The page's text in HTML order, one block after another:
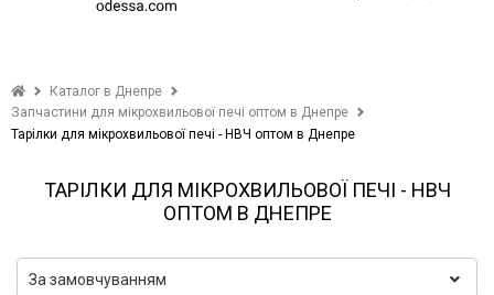
Каталог в Днепре
Запчастини для мікрохвильової печі оптом в Днепре
Тарілки для мікрохвильової печі - НВЧ оптом в Днепре
ТАРІЛКИ ДЛЯ МІКРОХВИЛЬОВОЇ ПЕЧІ - НВЧ
ОПТОМ В ДНЕПРЕ